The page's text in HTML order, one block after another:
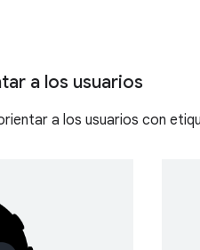
a los usuarios
a los usuarios con